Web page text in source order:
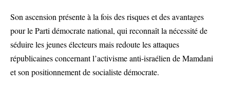
Son ascension présente à la fois des risques et des avantages
pour le Parti démocrate national, qui reconnaît la nécessité de
séduire les jeunes électeurs mais redoute les attaques
républicaines concernant l’activisme anti-israélien de Mamdani
et son positionnement de socialiste démocrate.